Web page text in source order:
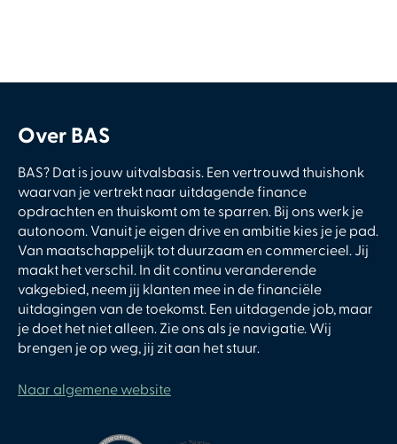
Over BAS
BAS? Dat is jouw uitvalsbasis. Een vertrouwd thuishonk
waarvan je vertrekt naar uitdagende finance
opdrachten en thuiskomt om te sparren. Bij ons werk je
autonoom. Vanuit je eigen drive en ambitie kies je je pad.
Van maatschappelijk tot duurzaam en commercieel. Jij
maakt het verschil. In dit continu veranderende
vakgebied, neem jij klanten mee in de financiële
uitdagingen van de toekomst. Een uitdagende job, maar
je doet het niet alleen. Zie ons als je navigatie. Wij
brengen je op weg, jij zit aan het stuur.
Naar algemene website